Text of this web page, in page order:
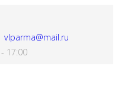
vlparma@mail.ru
17:00